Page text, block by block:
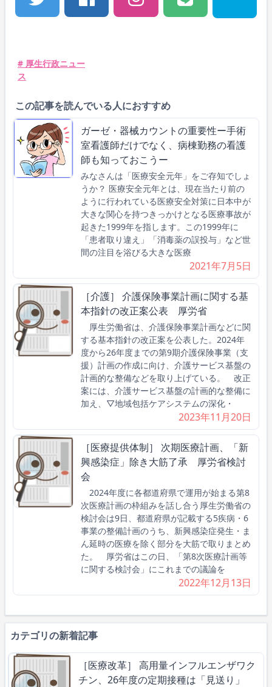
# 厚生行政ニュー
ス
この記事を読んでいる人におすすめ
ガーゼ・器械カウントの重要性ー手術
室看護師だけでなく、病棟勤務の看護
師も知っておこうー
みなさんは「医療安全元年」をご存知でしょ
うか？ 医療安全元年とは、現在当たり前の
ように行われている医療安全対策に日本中が
大きな関心を持つきっかけとなる医療事故が
起きた1999年を指します。この1999年に
「患者取り違え」「消毒薬の誤投与」など世
間の注目を浴びる大きな医療
2021年7月5日
［介護］ 介護保険事業計画に関する基
本指針の改正案公表 厚労省
厚生労働省は、介護保険事業計画などに関
する基本指針の改正案を公表した。2024年
度から26年度までの第9期介護保険事業（支
援）計画の作成に向け、介護サービス基盤の
計画的な整備などを取り上げている。 改正
案には、介護サービス基盤の計画的な整備に
加え、▽地域包括ケアシステムの深化・
2023年11月20日
［医療提供体制］ 次期医療計画、「新
興感染症」除き大筋了承 厚労省検討
会
2024年度に各都道府県で運用が始まる第8
次医療計画の枠組みを話し合う厚生労働省の
検討会は9日、都道府県が記載する5疾病・6
事業の整備計画のうち、新興感染症発生・ま
ん延時の医療を除く部分を大筋で取りまとめ
た。 厚労省はこの日、「第8次医療計画等
に関する検討会」にこれまでの議論を
2022年12月13日
カテゴリの新着記事
［医療改革］ 高用量インフルエンザワク
チン、26年度の定期接種は「見送り」